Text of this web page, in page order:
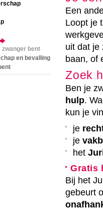
zwanger bent
en bevalling
Een
Loopt je
uit dat je
baan, of
Zoek
Ben je
hulp.
kun je
je
je
het
Gratis
Bij het
gebeurt